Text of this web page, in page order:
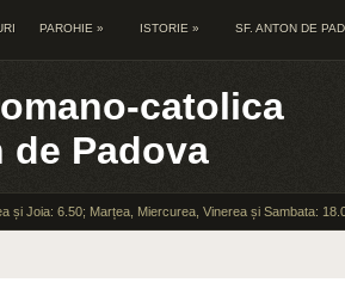
PAROHIE » ISTORIE » SF. ANTON DE
catolica
de Padova
și Joia: 6.50; Marțea, Miercurea, Vinerea și Sambata: